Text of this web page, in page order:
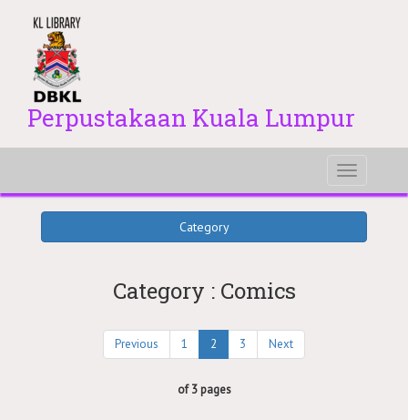
Perpustakaan Kuala Lumpur
Toggle
Category
Category : Comics
Previous 1 2 3 Next
of 3 pages